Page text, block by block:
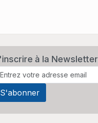
à la Newsletter